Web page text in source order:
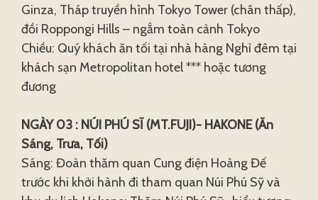
Ginza, Tháp truyền hình Tokyo Tower (chân thấp),
đồi Roppongi Hills – ngắm toàn cảnh Tokyo
Chiều: Quý khách ăn tối tại nhà hàng Nghỉ đêm tại
khách sạn Metropolitan hotel *** hoặc tương
đương
NGÀY 03 : NÚI PHÚ SĨ (MT.FUJI)- HAKONE (Ăn
Sáng, Trưa, Tối)
Sáng: Đoàn thăm quan Cung điện Hoàng Đế
trước khi khởi hành đi tham quan Núi Phú Sỹ và